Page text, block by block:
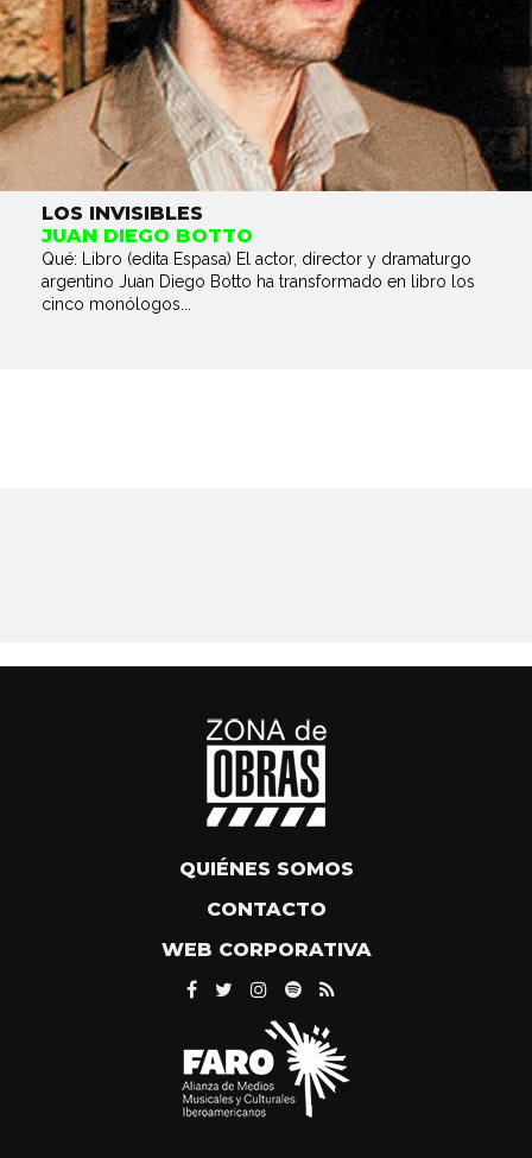
LOS INVISIBLES
JUAN DIEGO BOTTO
Qué: Libro (edita Espasa) El actor, director y dramaturgo
argentino Juan Diego Botto ha transformado en libro los
cinco monólogos...
QUIÉNES SOMOS
CONTACTO
WEB CORPORATIVA